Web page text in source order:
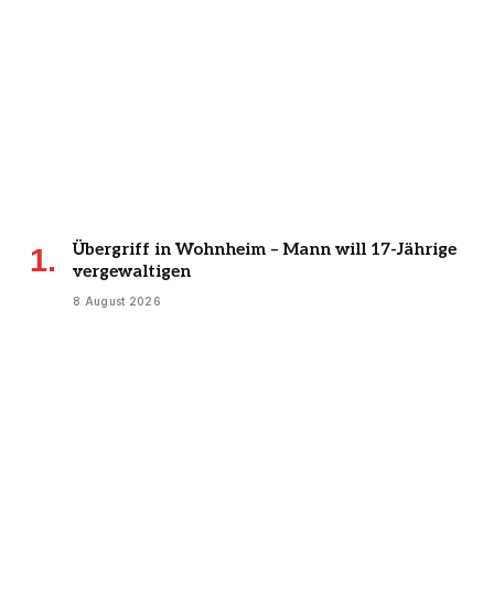
Übergriff in Wohnheim – Mann will 17-Jährige
vergewaltigen
8 August 2026